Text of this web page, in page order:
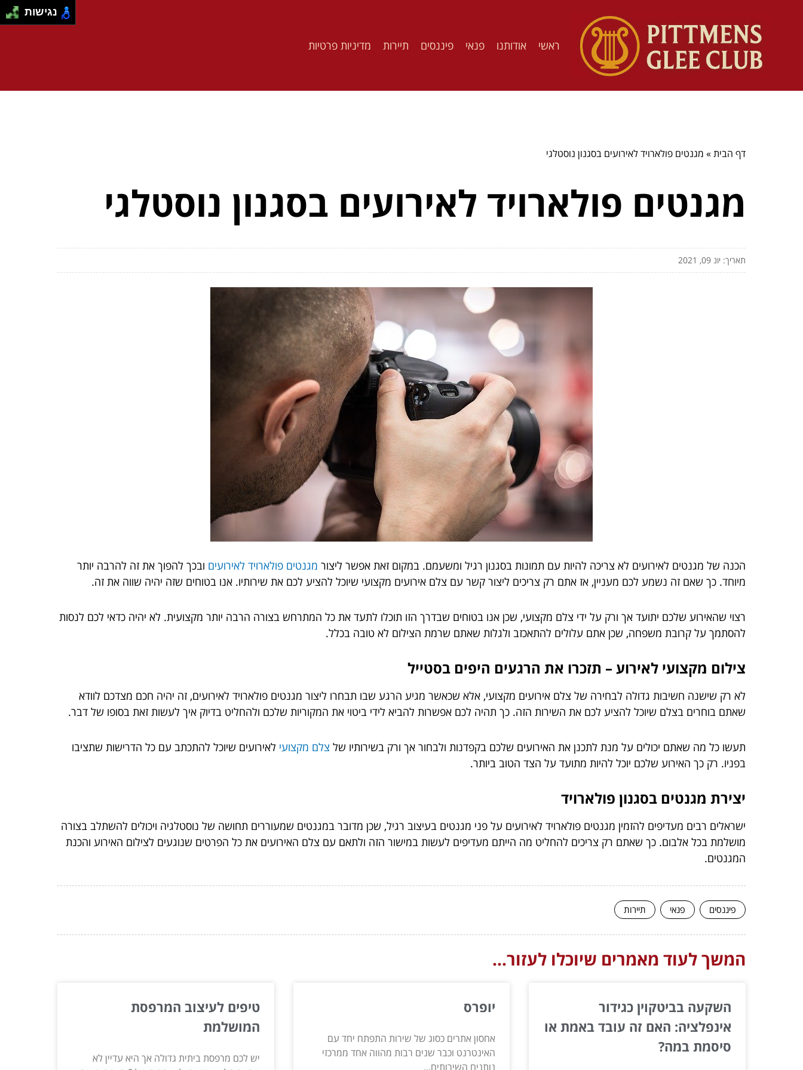
ראשי אודותנו פנאי פיננסים תיירות מדיניות פרטיות
דף הבית» מגנטים פולארויד לאירועים בסגנון נוסטלגי
מגנטים פולארויד לאירועים בסגנון נוסטלגי
תאריך: יונ 09, 2021
הכנה של מגנטים לאירועים לא צריכה להיות עם תמונות בסגנון רגיל ומשעמם. במקום זאת אפשר ליצור מגנטים פולארויד לאירועים ובכך להפוך את זה להרבה יותר
מיוחד. כך שאם זה נשמע לכם מעניין, אז אתם רק צריכים ליצור קשר עם צלם אירועים מקצועי שיוכל להציע לכם את שירותיו. אנו בטוחים שזה יהיה שווה את זה.
רצוי שהאירוע שלכם יתועד אך ורק על ידי צלם מקצועי, שכן אנו בטוחים שבדרך הזו תוכלו לתעד את כל המתרחש בצורה הרבה יותר מקצועית. לא יהיה כדאי לכם לנסות
להסתמך על קרובת משפחה, שכן אתם עלולים להתאכזב ולגלות שאתם שרמת הצילום לא טובה בכלל.
צילום מקצועי לאירוע – תזכרו את הרגעים היפים בסטייל
לא רק שישנה חשיבות גדולה לבחירה של צלם אירועים מקצועי, אלא שכאשר מגיע הרגע שבו תבחרו ליצור מגנטים פולארויד לאירועים, זה יהיה חכם מצדכם לוודא
שאתם בוחרים בצלם שיוכל להציע לכם את השירות הזה. כך תהיה לכם אפשרות להביא לידי ביטוי את המקוריות שלכם ולהחליט בדיוק איך לעשות זאת בסופו של דבר.
תעשו כל מה שאתם יכולים על מנת לתכנן את האירועים שלכם בקפדנות ולבחור אך ורק בשירותיו של צלם מקצועי לאירועים שיוכל להתכתב עם כל הדרישות שתציבו
בפניו. רק כך האירוע שלכם יוכל להיות מתועד על הצד הטוב ביותר.
יצירת מגנטים בסגנון פולארויד
ישראלים רבים מעדיפים להזמין מגנטים פולארויד לאירועים על פני מגנטים בעיצוב רגיל, שכן מדובר במגנטים שמעוררים תחושה של נוסטלגיה ויכולים להשתלב בצורה
מושלמת בכל אלבום. כך שאתם רק צריכים להחליט מה הייתם מעדיפים לעשות במישור הזה ולתאם עם צלם האירועים את כל הפרטים שנוגעים לצילום האירוע והכנת
המגנטים.
פיננסים פנאי תיירות
המשך לעוד מאמרים שיוכלו לעזור...
השקעה בביטקוין כגידור
אינפלציה: האם זה עובד באמת או
סיסמת במה?
יופרס
אחסון אתרים כסוג של שירות התפתח יחד עם
האינטרנט וכבר שנים רבות מהווה אחד ממרכזי
נותנים השירותים...
טיפים לעיצוב המרפסת
המושלמת
יש לכם מרפסת ביתית גדולה אך היא עדיין לא
נגישות